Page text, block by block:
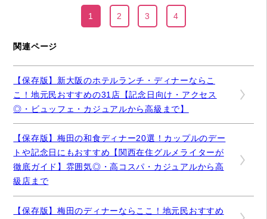
1 2 3 4
関連ページ
【保存版】新大阪のホテルランチ・ディナーならこ
こ！地元民おすすめの31店【記念日向け・アクセス
◎・ビュッフェ・カジュアルから高級まで】
【保存版】梅田の和食ディナー20選！カップルのデー
トや記念日にもおすすめ【関西在住グルメライターが
徹底ガイド】雰囲気◎・高コスパ・カジュアルから高
級店まで
【保存版】梅田のディナーならここ！地元民おすすめ